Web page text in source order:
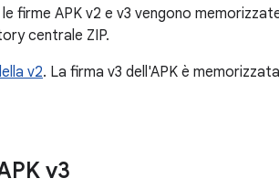
firme APK v2 e v3 vengono
centrale ZIP.
v2. La firma v3 dell'APK è
v3